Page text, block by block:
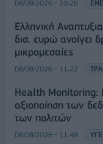
08/08/2026 - 10:26
Ελληνική
δισ. ευρώ ανοίγει
μικρομεσαίες
08/08/2026 - 11:22
Health Monitoring:
αξιοποίηση των
των πολιτών
08/08/2026 - 11:48